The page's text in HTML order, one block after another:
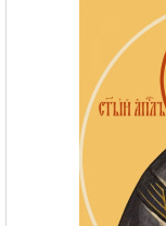
Ювелирные изделия